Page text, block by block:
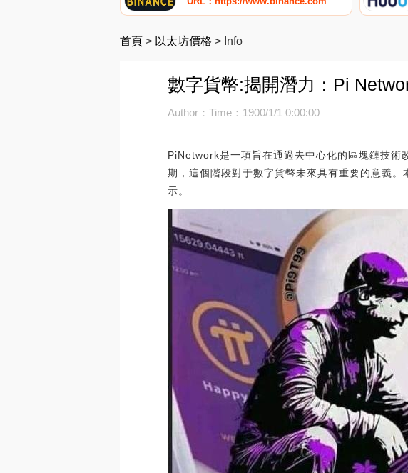
首頁 > 以太坊價格 > Info
數字貨幣:揭開潛力：Pi
Author：Time：1900/1/1 0:00:00
PiNetwork是一項旨在通過去中心化的區塊鏈技
期，這個階段對于數字貨幣未來具有重要的意義
示。